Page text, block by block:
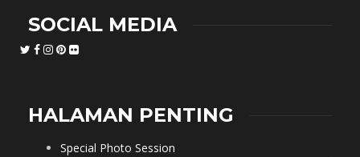
SOCIAL MEDIA
HALAMAN PENTING
Special Photo Session